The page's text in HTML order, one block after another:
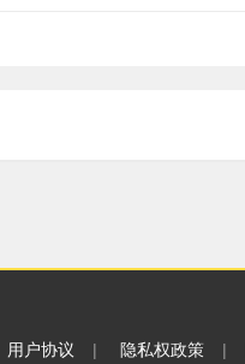
用户协议 | 隐私权政策 |